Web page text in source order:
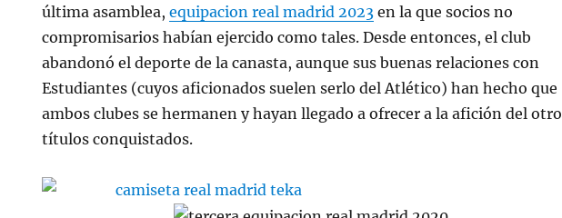
última asamblea,equipacion real madrid 2023 en la que socios no
compromisarios habían ejercido como tales. Desde entonces, el club
abandonó el deporte de la canasta, aunque sus buenas relaciones con
Estudiantes (cuyos aficionados suelen serlo del Atlético) han hecho que
ambos clubes se hermanen y hayan llegado a ofrecer a la afición del otro
títulos conquistados.